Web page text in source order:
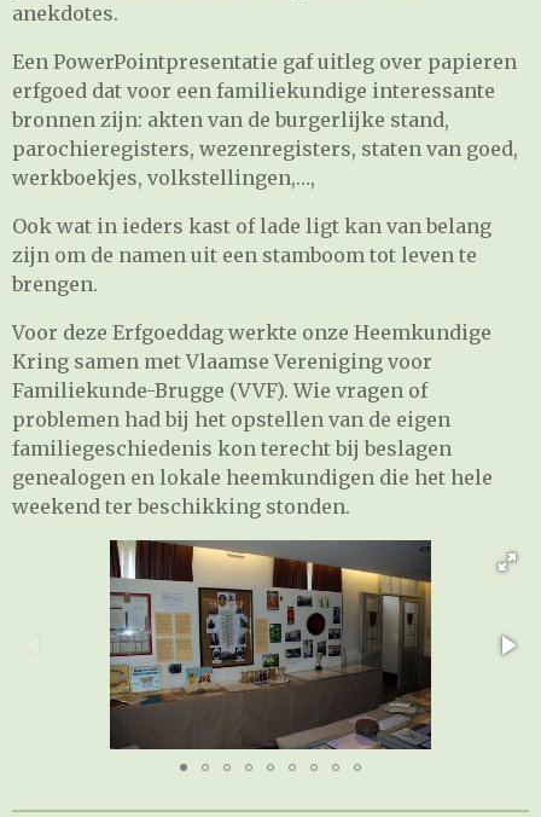
anekdotes.
Een PowerPointpresentatie gaf uitleg over papieren
erfgoed dat voor een familiekundige interessante
bronnen zijn: akten van de burgerlijke stand,
parochieregisters, wezenregisters, staten van goed,
werkboekjes, volkstellingen,…,
Ook wat in ieders kast of lade ligt kan van belang
zijn om de namen uit een stamboom tot leven te
brengen.
Voor deze Erfgoeddag werkte onze Heemkundige
Kring samen met Vlaamse Vereniging voor
Familiekunde-Brugge (VVF). Wie vragen of
problemen had bij het opstellen van de eigen
familiegeschiedenis kon terecht bij beslagen
genealogen en lokale heemkundigen die het hele
weekend ter beschikking stonden.